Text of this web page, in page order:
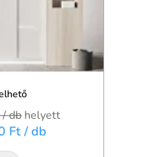
/ db helyett
Ft / db